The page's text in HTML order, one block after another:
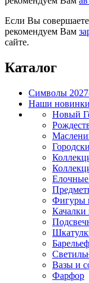
Если Вы
рекомендуем Вам
сайте.
Каталог
Символы
Наши новинки
Новый
Фигуры
Качалки
Вазы и
Фарфор